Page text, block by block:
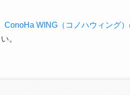
ConoHa WING（コノハウィング
。